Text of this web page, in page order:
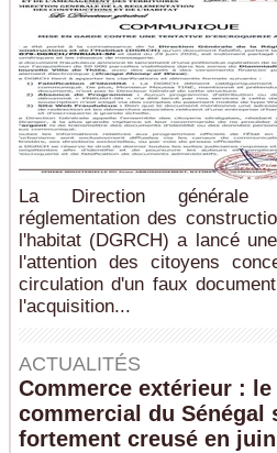
La Direction
réglementation des
l'habitat (DGRCH) a lancé
l'attention des citoyens
circulation d'un faux
l'acquisition...
ACTUALITÉS
Commerce extérieur :
commercial du Sénégal
fortement creusé en juin